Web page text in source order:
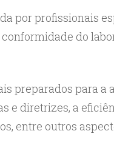
por profissionais
do
preparados para
e diretrizes, a
entre outros